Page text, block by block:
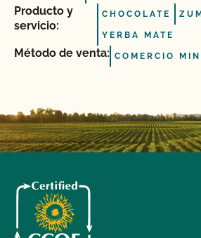
Producto y
servicio:
CHOCOLATE
YERBA MATE
Método de venta: COMERCIO